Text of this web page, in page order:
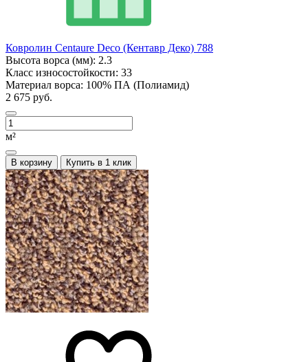
Ковролин Centaure Deco (Кентавр Деко) 788
Высота ворса (мм): 2.3
Класс износостойкости: 33
Материал ворса: 100% ПА (Полиамид)
2 675 руб.
м²
В корзину Купить в 1 клик